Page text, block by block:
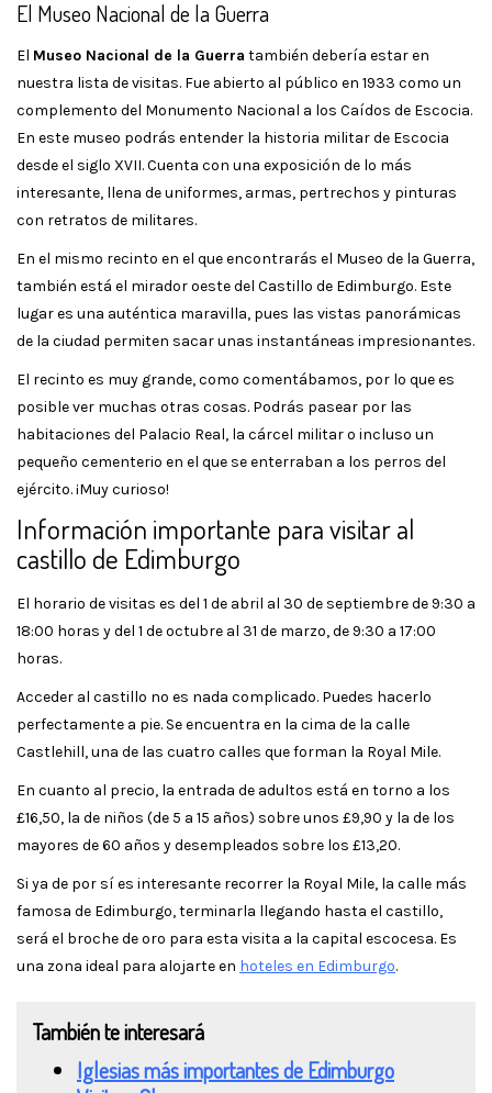
El Museo Nacional de la Guerra
El Museo Nacional de la Guerra también debería estar en
nuestra lista de visitas. Fue abierto al público en 1933 como un
complemento del Monumento Nacional a los Caídos de Escocia.
En este museo podrás entender la historia militar de Escocia
desde el siglo XVII. Cuenta con una exposición de lo más
interesante, llena de uniformes, armas, pertrechos y pinturas
con retratos de militares.
En el mismo recinto en el que encontrarás el Museo de la Guerra,
también está el mirador oeste del Castillo de Edimburgo. Este
lugar es una auténtica maravilla, pues las vistas panorámicas
de la ciudad permiten sacar unas instantáneas impresionantes.
El recinto es muy grande, como comentábamos, por lo que es
posible ver muchas otras cosas. Podrás pasear por las
habitaciones del Palacio Real, la cárcel militar o incluso un
pequeño cementerio en el que se enterraban a los perros del
ejército. ¡Muy curioso!
Información importante para visitar al
castillo de Edimburgo
El horario de visitas es del 1 de abril al 30 de septiembre de 9:30 a
18:00 horas y del 1 de octubre al 31 de marzo, de 9:30 a 17:00
horas.
Acceder al castillo no es nada complicado. Puedes hacerlo
perfectamente a pie. Se encuentra en la cima de la calle
Castlehill, una de las cuatro calles que forman la Royal Mile.
En cuanto al precio, la entrada de adultos está en torno a los
£16,50, la de niños (de 5 a 15 años) sobre unos £9,90 y la de los
mayores de 60 años y desempleados sobre los £13,20.
Si ya de por sí es interesante recorrer la Royal Mile, la calle más
famosa de Edimburgo, terminarla llegando hasta el castillo,
será el broche de oro para esta visita a la capital escocesa. Es
una zona ideal para alojarte en hoteles en Edimburgo.
También te interesará
Iglesias más importantes de Edimburgo